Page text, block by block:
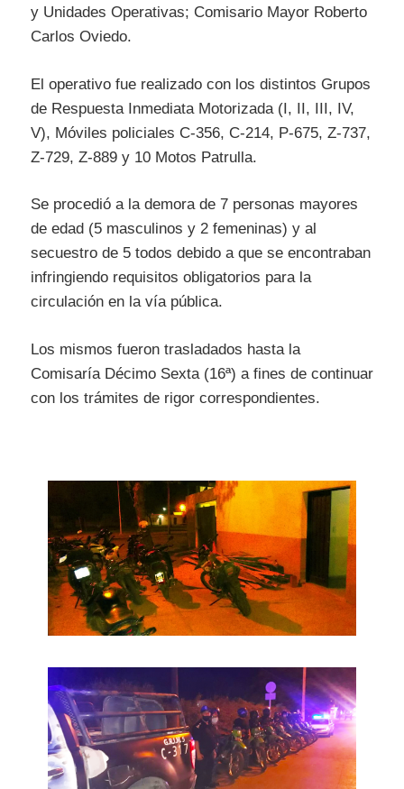
y Unidades Operativas; Comisario Mayor Roberto
Carlos Oviedo.
El operativo fue realizado con los distintos Grupos
de Respuesta Inmediata Motorizada (I, II, III, IV,
V), Móviles policiales C-356, C-214, P-675, Z-737,
Z-729, Z-889 y 10 Motos Patrulla.
Se procedió a la demora de 7 personas mayores
de edad (5 masculinos y 2 femeninas) y al
secuestro de 5 todos debido a que se encontraban
infringiendo requisitos obligatorios para la
circulación en la vía pública.
Los mismos fueron trasladados hasta la
Comisaría Décimo Sexta (16ª) a fines de continuar
con los trámites de rigor correspondientes.